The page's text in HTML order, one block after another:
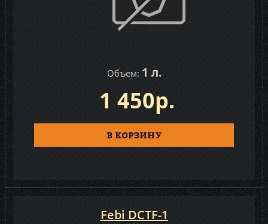
Объем: 1 л.
1 450р.
В КОРЗИНУ
Febi DCTF-1